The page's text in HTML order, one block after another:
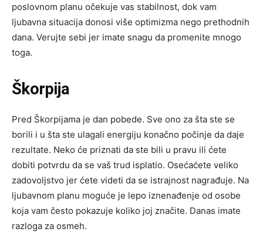
poslovnom planu očekuje vas stabilnost, dok vam
ljubavna situacija donosi više optimizma nego prethodnih
dana. Verujte sebi jer imate snagu da promenite mnogo
toga.
Škorpija
Pred Škorpijama je dan pobede. Sve ono za šta ste se
borili i u šta ste ulagali energiju konačno počinje da daje
rezultate. Neko će priznati da ste bili u pravu ili ćete
dobiti potvrdu da se vaš trud isplatio. Osećaćete veliko
zadovoljstvo jer ćete videti da se istrajnost nagrađuje. Na
ljubavnom planu moguće je lepo iznenađenje od osobe
koja vam često pokazuje koliko joj značite. Danas imate
razloga za osmeh.